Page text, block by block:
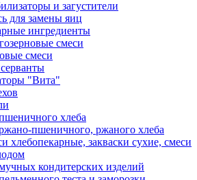
и загустители
для замены яиц
ингредиенты
смеси
смеси
"Вита"
хлеба
пшеничного, ржаного хлеба
хлебопекарные, закваски сухие, смеси
кондитерских изделий